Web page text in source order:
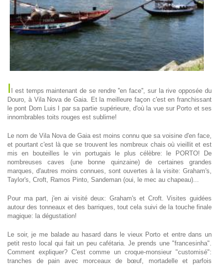
I l est temps maintenant de se rendre ''en face'', sur la rive opposée du
Douro, à Vila Nova de Gaia. Et la meilleure façon c'est en franchissant
le pont Dom Luis I par sa partie supérieure, d'où la vue sur Porto et ses
innombrables toits rouges est sublime!
Le nom de Vila Nova de Gaia est moins connu que sa voisine d'en face,
et pourtant c'est là que se trouvent les nombreux chais où vieillit et est
mis en bouteilles le vin portugais le plus célèbre: le PORTO! De
nombreuses caves (une bonne quinzaine) de certaines grandes
marques, d'autres moins connues, sont ouvertes à la visite: Graham's,
Taylor's, Croft, Ramos Pinto, Sandeman (oui, le mec au chapeau)...
Pour ma part, j'en ai visité deux: Graham's et Croft. Visites guidées
autour des tonneaux et des barriques, tout cela suivi de la touche finale
magique: la dégustation!
Le soir, je me balade au hasard dans le vieux Porto et entre dans un
petit resto local qui fait un peu cafétaria. Je prends une "francesinha".
Comment expliquer? C'est comme un croque-monsieur "customisé":
tranches de pain avec morceaux de bœuf, mortadelle et parfois